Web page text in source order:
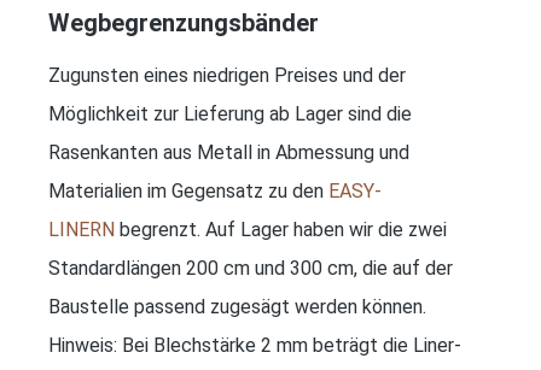
Wegbegrenzungsbänder
Zugunsten eines niedrigen Preises und der
Möglichkeit zur Lieferung ab Lager sind die
Rasenkanten aus Metall in Abmessung und
Materialien im Gegensatz zu den EASY-
LINERN begrenzt. Auf Lager haben wir die zwei
Standardlängen 200 cm und 300 cm, die auf der
Baustelle passend zugesägt werden können.
Hinweis: Bei Blechstärke 2 mm beträgt die Liner-